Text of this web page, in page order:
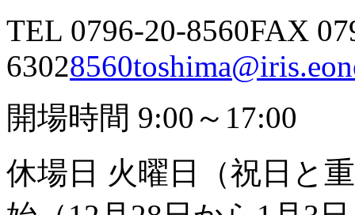
TEL 0796-20-8560FAX
6302
開場時間 9:00～17:00
休場日 火曜日（祝日と